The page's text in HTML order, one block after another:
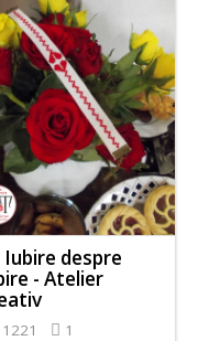
Iubire despre
- Atelier
1221 1